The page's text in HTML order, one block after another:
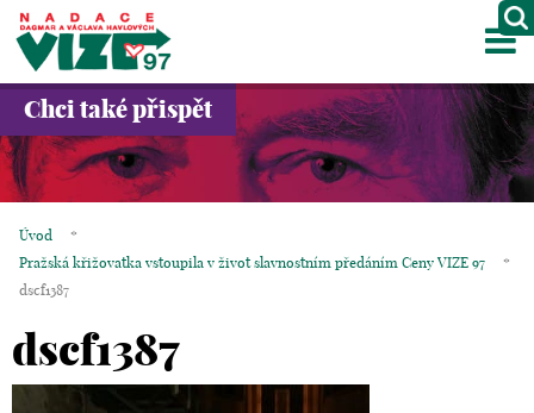
O NÁS
PROJEKTY
GALERIE
KONTAKTY
OBCHOD
Chci také přispět
Úvod
*
Pražská křižovatka vstoupila v život slavnostním předáním Ceny VIZE 97
*
dscf1387
dscf1387